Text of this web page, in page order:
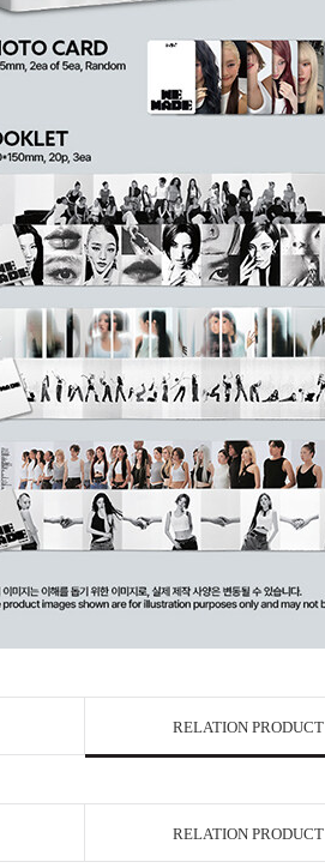
RELATION PRODUCT
RELATION PRODUCT